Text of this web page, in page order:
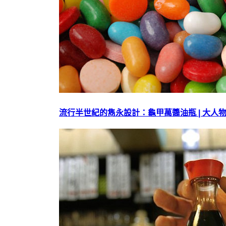
流行半世紀的雋永設計：龜甲萬醬油瓶 | 大人物